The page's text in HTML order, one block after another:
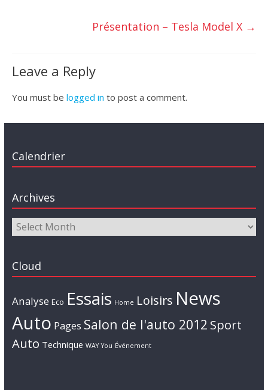
Présentation – Tesla Model X →
Leave a Reply
You must be logged in to post a comment.
Calendrier
Archives
Cloud
Analyse Eco Essais Home Loisirs News
Auto Pages Salon de l'auto 2012 Sport
Auto Technique WAY You Événement